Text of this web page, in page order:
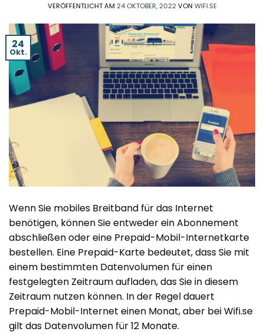
VERÖFFENTLICHT AM 24 OKTOBER, 2022 VON WIFI.SE
24
Okt.
Wenn Sie mobiles Breitband für das Internet
benötigen, können Sie entweder ein Abonnement
abschließen oder eine Prepaid-Mobil-Internetkarte
bestellen. Eine Prepaid-Karte bedeutet, dass Sie mit
einem bestimmten Datenvolumen für einen
festgelegten Zeitraum aufladen, das Sie in diesem
Zeitraum nutzen können. In der Regel dauert
Prepaid-Mobil-Internet einen Monat, aber bei Wifi.se
gilt das Datenvolumen für 12 Monate.